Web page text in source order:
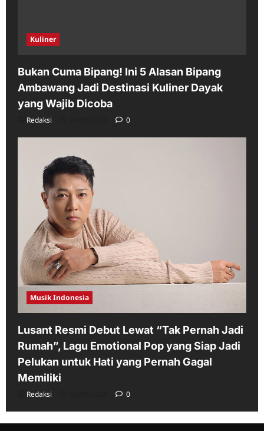
Kuliner
Bukan Cuma Bipang! Ini 5 Alasan Bipang
Ambawang Jadi Destinasi Kuliner Dayak
yang Wajib Dicoba
Redaksi 0
Musik Indonesia
Lusant Resmi Debut Lewat “Tak Pernah Jadi
Rumah”, Lagu Emotional Pop yang Siap Jadi
Pelukan untuk Hati yang Pernah Gagal
Memiliki
Redaksi 0